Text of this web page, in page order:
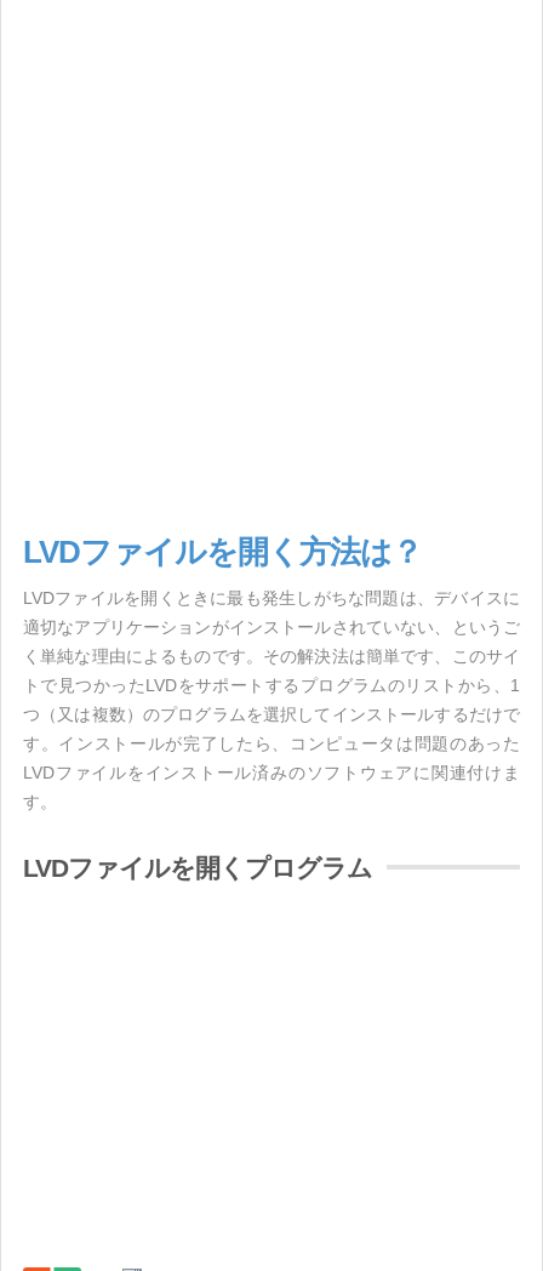
LVDファイルを開く方法は？
LVDファイルを開くときに最も発生しがちな問題は、デバイスに
適切なアプリケーションがインストールされていない、というご
く単純な理由によるものです。その解決法は簡単です、このサイ
トで見つかったLVDをサポートするプログラムのリストから、1
つ（又は複数）のプログラムを選択してインストールするだけで
す。インストールが完了したら、コンピュータは問題のあった
LVDファイルをインストール済みのソフトウェアに関連付けま
す。
LVDファイルを開くプログラム